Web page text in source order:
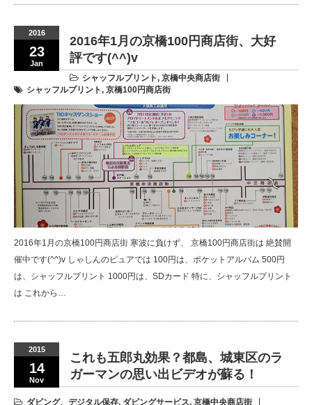
2016
23
Jan
2016年1月の京橋100円商店街、大好
評です(^^)v
シャッフルプリント, 京橋中央商店街
シャッフルプリント, 京橋100円商店街
2016年1月の京橋100円商店街 寒波に負けず、 京橋100円商店街は 絶賛開
催中です(^^)v しゃしんのピュアでは 100円は、ポケットアルバム 500円
は、シャッフルプリント 1000円は、SDカード 特に、シャッフルプリント
は これから…
2015
14
Nov
これも五郎丸効果？都島、城東区のラ
ガーマンの思い出ビデオが蘇る！
ダビング、デジタル保存, ダビングサービス, 京橋中央商店街